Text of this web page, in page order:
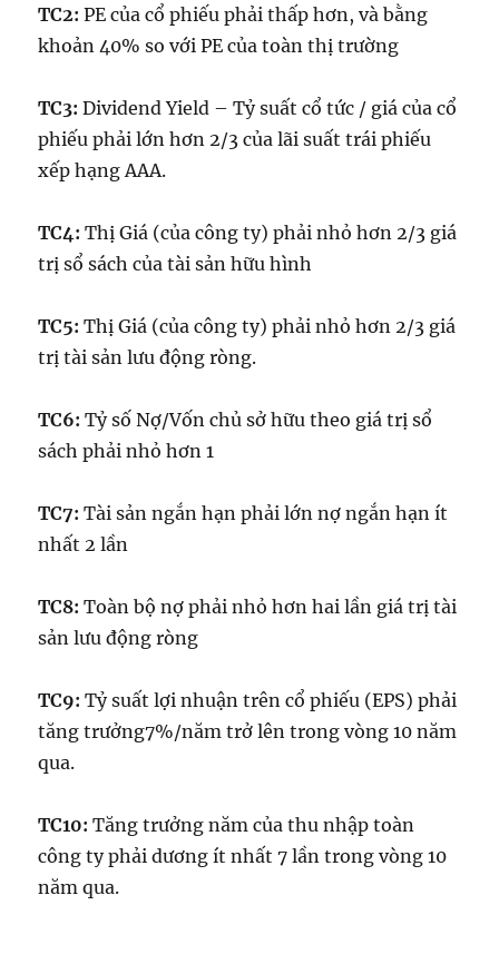
TC2: PE của cổ phiếu phải thấp hơn, và bằng
khoản 40% so với PE của toàn thị trường
TC3: Dividend Yield – Tỷ suất cổ tức / giá của cổ
phiếu phải lớn hơn 2/3 của lãi suất trái phiếu
xếp hạng AAA.
TC4: Thị Giá (của công ty) phải nhỏ hơn 2/3 giá
trị sổ sách của tài sản hữu hình
TC5: Thị Giá (của công ty) phải nhỏ hơn 2/3 giá
trị tài sản lưu động ròng.
TC6: Tỷ số Nợ/Vốn chủ sở hữu theo giá trị sổ
sách phải nhỏ hơn 1
TC7: Tài sản ngắn hạn phải lớn nợ ngắn hạn ít
nhất 2 lần
TC8: Toàn bộ nợ phải nhỏ hơn hai lần giá trị tài
sản lưu động ròng
TC9: Tỷ suất lợi nhuận trên cổ phiếu (EPS) phải
tăng trưởng7%/năm trở lên trong vòng 10 năm
qua.
TC10: Tăng trưởng năm của thu nhập toàn
công ty phải dương ít nhất 7 lần trong vòng 10
năm qua.